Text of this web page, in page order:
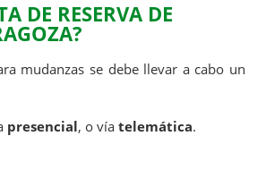
DE RESERVA DE
mudanzas se debe llevar a cabo un
presencial, o vía telemática.